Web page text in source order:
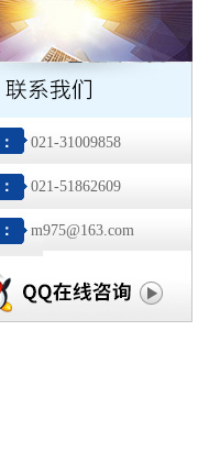
021-31009858
021-51862609
m975@163.com